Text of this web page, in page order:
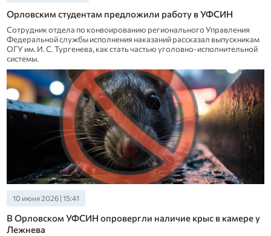
Орловским студентам предложили работу в УФСИН
Сотрудник отдела по конвоированию регионального Управления
Федеральной службы исполнения наказаний рассказал выпускникам
ОГУ им. И. С. Тургенева, как стать частью уголовно-исполнительной
системы.
10 июня 2026 | 15:41
В Орловском УФСИН опровергли наличие крыс в камере у
Лежнева